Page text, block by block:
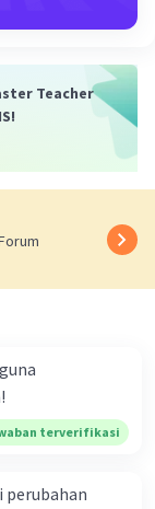
Teacher
terverifikasi
perubahan